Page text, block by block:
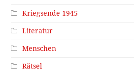
Kriegsende 1945
Literatur
Menschen
Rätsel